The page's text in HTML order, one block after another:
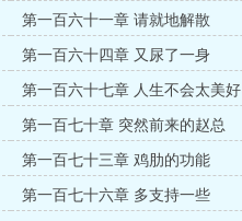
第一百六十一章 请就地解散
第一百六十四章 又尿了一身
第一百六十七章 人生不会太美好
第一百七十章 突然前来的赵总
第一百七十三章 鸡肋的功能
第一百七十六章 多支持一些